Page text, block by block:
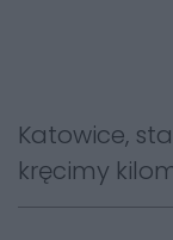
Katowice,
kręcimy